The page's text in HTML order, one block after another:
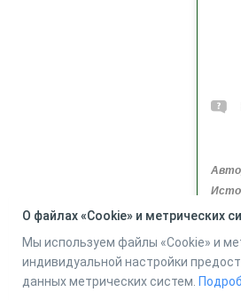
О файлах «Cookie» и метрических
Мы используем файлы «Cookie» и
индивидуальной настройки
данных метрических систем.